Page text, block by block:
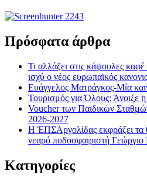
Πρόσφατα άρθρα
Τι αλλάζει στις κάψουλες
ισχύ ο νέος ευρωπαϊκός
Ευάγγελος Ματράγκος-Μία
Τουρισμός για Όλους: Άνοιξε
Voucher των Παιδικών
2026-2027
Η ΈΠΣΑργολίδας εκφράζει τα
νεαρό ποδοσφαιριστή
Kατηγορίες